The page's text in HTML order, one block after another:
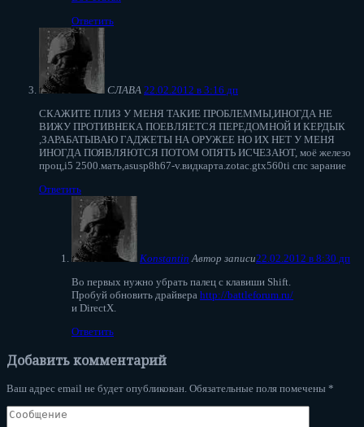
Ответить
СЛАВА 22.02.2012 в 3:16 дп
СКАЖИТЕ ПЛИЗ У МЕНЯ ТАКИЕ ПРОБЛЕММЫ,ИНОГДА НЕ
ВИЖУ ПРОТИВНЕКА ПОЕВЛЯЕТСЯ ПЕРЕДОМНОЙ И КЕРДЫК
,ЗАРАБАТЫВАЮ ГАДЖЕТЫ НА ОРУЖЕЕ НО ИХ НЕТ У МЕНЯ
ИНОГДА ПОЯВЛЯЮТСЯ ПОТОМ ОПЯТЬ ИСЧЕЗАЮТ, моё железо
проц,i5 2500.мать,asusp8h67-v.видкарта.zotac.gtx560ti спс зарание
Ответить
Konstantin Автор записи22.02.2012 в 8:30 дп
Во первых нужно убрать палец с клавиши Shift.
Пробуй обновить драйвера http://battleforum.ru/
и DirectX.
Ответить
Добавить комментарий
Ваш адрес email не будет опубликован. Обязательные поля помечены *